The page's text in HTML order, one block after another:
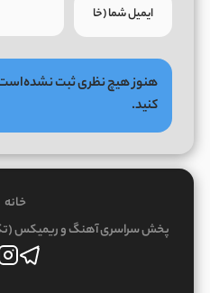
هنوز هیچ نظری ثبت نشده‌است،
کنید.
خانه
پخش سراسری آهنگ و ریمیکس (تک